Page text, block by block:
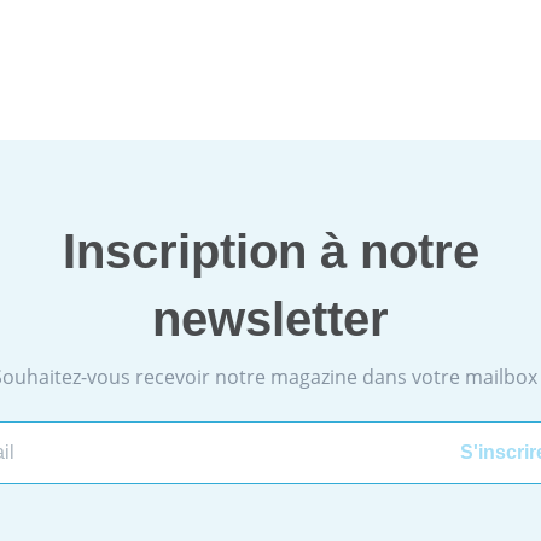
Inscription à notre
newsletter
vous recevoir notre magazine dans votre mailbox